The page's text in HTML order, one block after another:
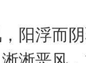
，阳浮而